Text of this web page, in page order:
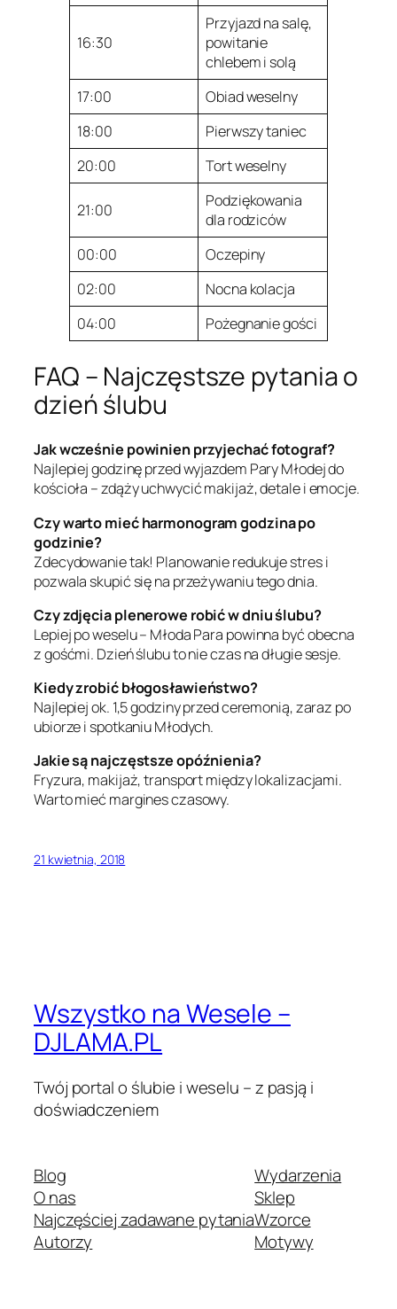
16:30
Przyjazd na salę,
powitanie
chlebem i solą
17:00
Obiad weselny
18:00
Pierwszy taniec
20:00
Tort weselny
21:00
Podziękowania
dla rodziców
00:00
Oczepiny
02:00
Nocna kolacja
04:00
Pożegnanie gości
FAQ – Najczęstsze pytania o
dzień ślubu
Jak wcześnie powinien przyjechać fotograf?
Najlepiej godzinę przed wyjazdem Pary Młodej do
kościoła – zdąży uchwycić makijaż, detale i emocje.
Czy warto mieć harmonogram godzina po
godzinie?
Zdecydowanie tak! Planowanie redukuje stres i
pozwala skupić się na przeżywaniu tego dnia.
Czy zdjęcia plenerowe robić w dniu ślubu?
Lepiej po weselu – Młoda Para powinna być obecna
z gośćmi. Dzień ślubu to nie czas na długie sesje.
Kiedy zrobić błogosławieństwo?
Najlepiej ok. 1,5 godziny przed ceremonią, zaraz po
ubiorze i spotkaniu Młodych.
Jakie są najczęstsze opóźnienia?
Fryzura, makijaż, transport między lokalizacjami.
Warto mieć margines czasowy.
21 kwietnia, 2018
Wszystko na Wesele –
DJLAMA.PL
Twój portal o ślubie i weselu – z pasją i
doświadczeniem
Blog
O nas
Najczęściej zadawane pytania
Autorzy
Wydarzenia
Sklep
Wzorce
Motywy